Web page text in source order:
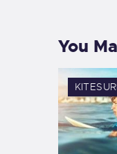
You